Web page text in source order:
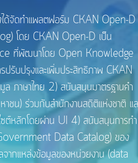
จัดทำแพลตฟอร์ม CKAN Open-D
โดย CKAN Open-D เป็น
ที่พัฒนาโดย Open Knowledge
รับปรุงและเพิ่มประสิทธิภาพ CKAN
ภาษาไทย 2) สนับสนุนมาตรฐานคำ
ชน) ร่วมกับสำนักงานสถิติแห่งชาติ แ
ซต์หลักโดยผ่าน UI 4) สนับสนุนการทำ
Data Catalog) ของ
ากแหล่งข้อมูลของหน่วยงาน (data